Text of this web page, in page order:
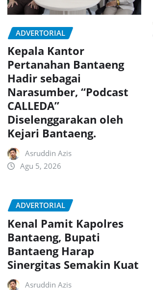
ADVERTORIAL
Kepala Kantor
Pertanahan Bantaeng
Hadir sebagai
Narasumber, “Podcast
CALLEDA”
Diselenggarakan oleh
Kejari Bantaeng.
Asruddin Azis
Agu 5, 2026
ADVERTORIAL
Kenal Pamit Kapolres
Bantaeng, Bupati
Bantaeng Harap
Sinergitas Semakin Kuat
Asruddin Azis